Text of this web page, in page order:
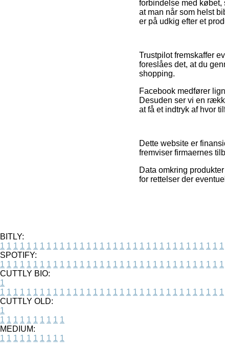
forbindelse med købet,
at man når som helst
er på udkig efter et
Trustpilot fremskaffer
foreslåes det, at du
shopping.
Facebook medfører
Desuden ser vi en
at få et indtryk af hvor
Dette website er
fremviser firmaernes
Data omkring
for rettelser der
BITLY:
1 1 1 1 1 1 1 1 1 1 1 1 1 1 1 1 1 1 1 1 1 1 1 1 1 1 1 1 1 1 1 1 1 1
SPOTIFY:
1 1 1 1 1 1 1 1 1 1 1 1 1 1 1 1 1 1 1 1 1 1 1 1 1 1 1 1 1 1 1 1 1 1
CUTTLY BIO:
1
1 1 1 1 1 1 1 1 1 1 1 1 1 1 1 1 1 1 1 1 1 1 1 1 1 1 1 1 1 1 1 1 1 1
CUTTLY OLD:
1
1 1 1 1 1 1 1 1 1 1
MEDIUM:
1 1 1 1 1 1 1 1 1 1